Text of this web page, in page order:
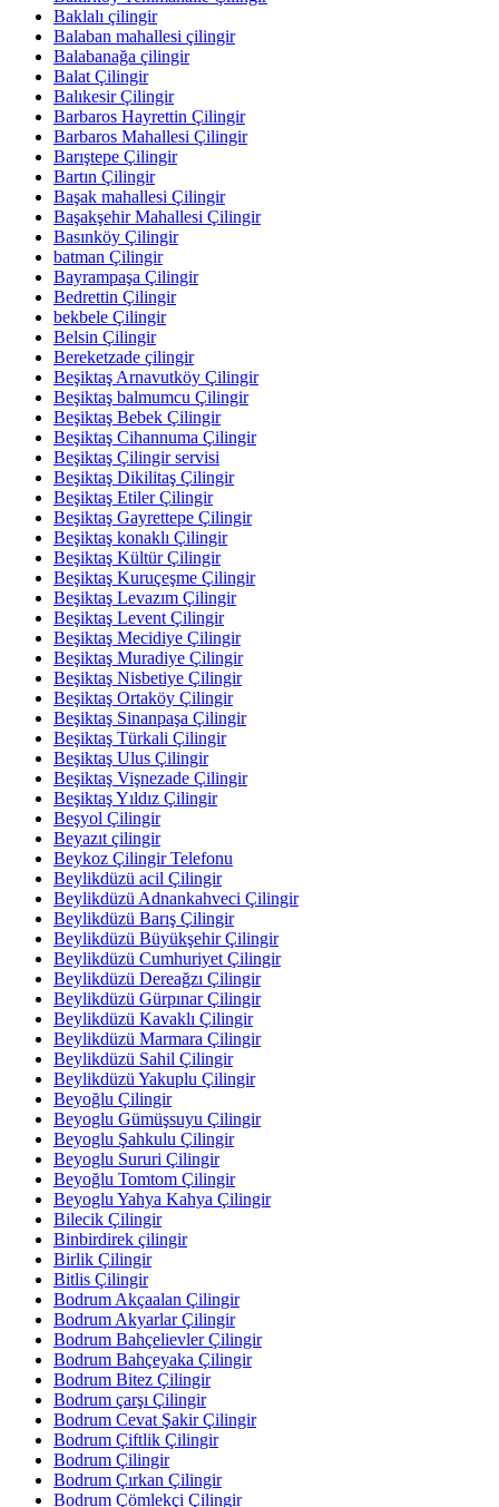
Baklalı çilingir
Balaban mahallesi çilingir
Balabanağa çilingir
Balat Çilingir
Balıkesir Çilingir
Barbaros Hayrettin Çilingir
Barbaros Mahallesi Çilingir
Barıştepe Çilingir
Bartın Çilingir
Başak mahallesi Çilingir
Başakşehir Mahallesi Çilingir
Basınköy Çilingir
batman Çilingir
Bayrampaşa Çilingir
Bedrettin Çilingir
bekbele Çilingir
Belsin Çilingir
Bereketzade çilingir
Beşiktaş Arnavutköy Çilingir
Beşiktaş balmumcu Çilingir
Beşiktaş Bebek Çilingir
Beşiktaş Cihannuma Çilingir
Beşiktaş Çilingir servisi
Beşiktaş Dikilitaş Çilingir
Beşiktaş Etiler Çilingir
Beşiktaş Gayrettepe Çilingir
Beşiktaş konaklı Çilingir
Beşiktaş Kültür Çilingir
Beşiktaş Kuruçeşme Çilingir
Beşiktaş Levazım Çilingir
Beşiktaş Levent Çilingir
Beşiktaş Mecidiye Çilingir
Beşiktaş Muradiye Çilingir
Beşiktaş Nisbetiye Çilingir
Beşiktaş Ortaköy Çilingir
Beşiktaş Sinanpaşa Çilingir
Beşiktaş Türkali Çilingir
Beşiktaş Ulus Çilingir
Beşiktaş Vişnezade Çilingir
Beşiktaş Yıldız Çilingir
Beşyol Çilingir
Beyazıt çilingir
Beykoz Çilingir Telefonu
Beylikdüzü acil Çilingir
Beylikdüzü Adnankahveci Çilingir
Beylikdüzü Barış Çilingir
Beylikdüzü Büyükşehir Çilingir
Beylikdüzü Cumhuriyet Çilingir
Beylikdüzü Dereağzı Çilingir
Beylikdüzü Gürpınar Çilingir
Beylikdüzü Kavaklı Çilingir
Beylikdüzü Marmara Çilingir
Beylikdüzü Sahil Çilingir
Beylikdüzü Yakuplu Çilingir
Beyoğlu Çilingir
Beyoglu Gümüşsuyu Çilingir
Beyoglu Şahkulu Çilingir
Beyoglu Sururi Çilingir
Beyoğlu Tomtom Çilingir
Beyoglu Yahya Kahya Çilingir
Bilecik Çilingir
Binbirdirek çilingir
Birlik Çilingir
Bitlis Çilingir
Bodrum Akçaalan Çilingir
Bodrum Akyarlar Çilingir
Bodrum Bahçelievler Çilingir
Bodrum Bahçeyaka Çilingir
Bodrum Bitez Çilingir
Bodrum çarşı Çilingir
Bodrum Cevat Şakir Çilingir
Bodrum Çiftlik Çilingir
Bodrum Çilingir
Bodrum Çırkan Çilingir
Bodrum Çömlekçi Çilingir